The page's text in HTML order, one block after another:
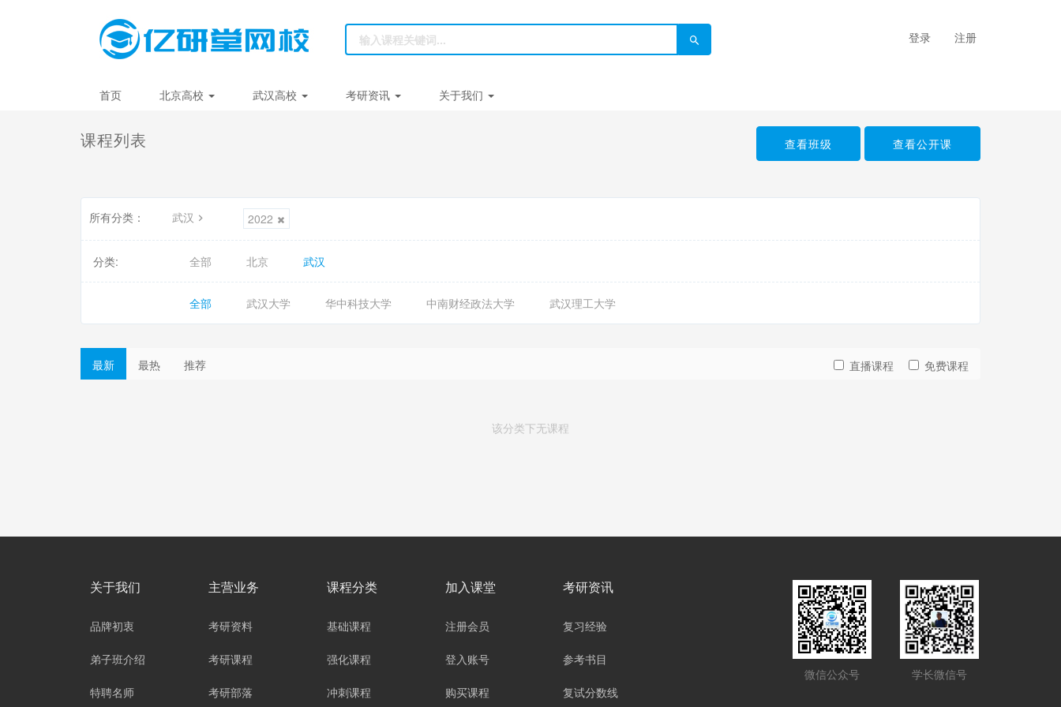
登录 注册
首页 北京高校 武汉高校 考研资讯 关于我们
课程列表 查看班级 查看公开课
所有分类： 武汉 2022
分类: 全部 北京 武汉
全部 武汉大学 华中科技大学 中南财经政法大学 武汉理工大学
最新 最热 推荐 直播课程 免费课程
该分类下无课程
关于我们
品牌初衷
弟子班介绍
特聘名师
主营业务
考研资料
考研课程
考研部落
课程分类
基础课程
强化课程
冲刺课程
加入课堂
注册会员
登入账号
购买课程
考研资讯
复习经验
参考书目
复试分数线
微信公众号 学长微信号